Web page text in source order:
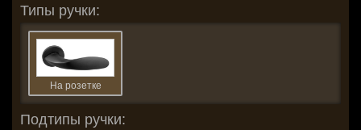
Типы ручки:
На розетке
Подтипы ручки: